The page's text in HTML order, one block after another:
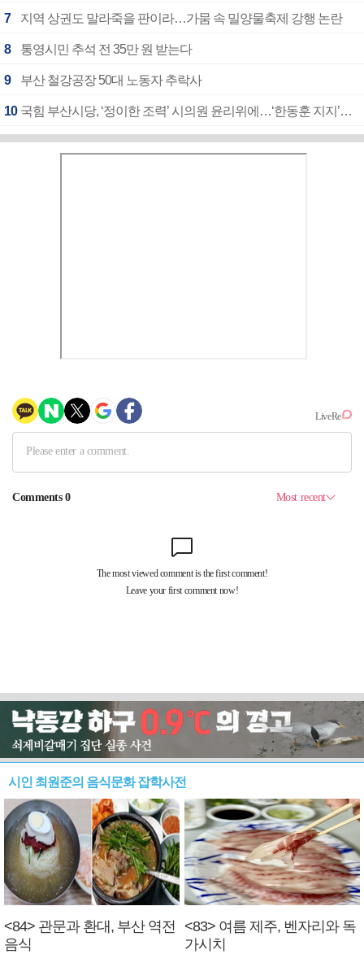
7 지역 상권도 말라죽을 판이라…가뭄 속 밀양물축제 강행 논란
8 통영시민 추석 전 35만 원 받는다
9 부산 철강공장 50대 노동자 추락사
10 국힘 부산시당, ‘정이한 조력’ 시의원 윤리위에…‘한동훈 지지’도 신고접수
시인 최원준의 음식문화 잡학사전
<84> 관문과 환대, 부산 역전
음식
<83> 여름 제주, 벤자리와 독
가시치